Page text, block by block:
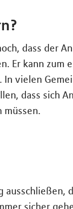
dass der
Er kann zum
In vielen
dass sich
müssen.
sicher